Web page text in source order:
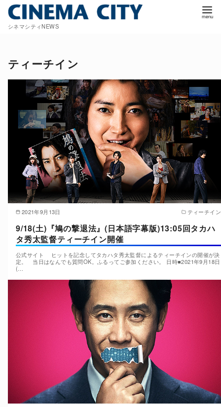
シネマシティNEWS
ティーチイン
2021年9月13日 ティーチイン
9/18(土)『鳩の撃退法』(日本語字幕版)13:05回タカハ
タ秀太監督ティーチイン開催
公式サイト ヒットを記念してタカハタ秀太監督によるティーチインの開催が決
定。 当日はなんでも質問OK。ふるってご参加ください。 日時■2021年9月18日
(…